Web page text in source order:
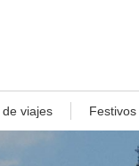
de viajes Festivos